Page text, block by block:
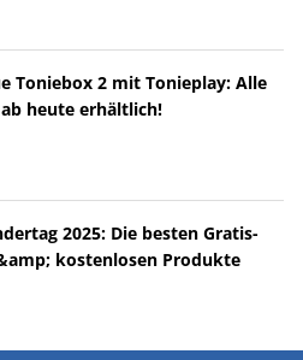
Toniebox 2 mit Tonieplay: Alle
heute erhältlich!
2025: Die besten Gratis-
kostenlosen Produkte